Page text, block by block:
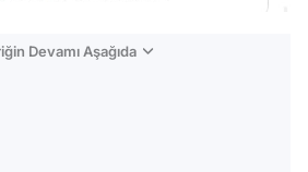
Devamı Aşağıda